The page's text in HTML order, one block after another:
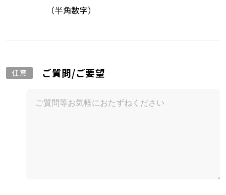
（半角数字）
任意 ご質問/ご要望